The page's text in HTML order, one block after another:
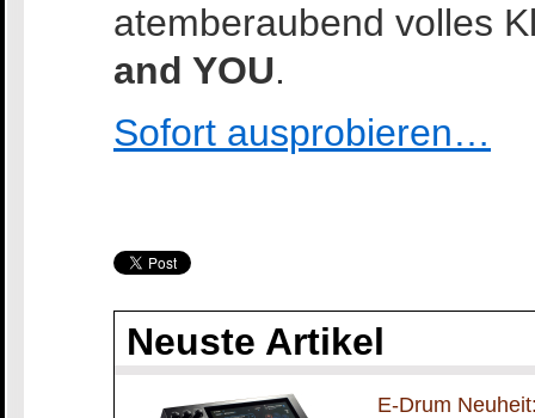
atemberaubend volles
and YOU.
Sofort ausprobieren…
Neuste Artikel
E-Drum